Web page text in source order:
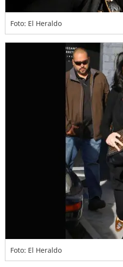
Foto: El Heraldo
Foto: El Heraldo